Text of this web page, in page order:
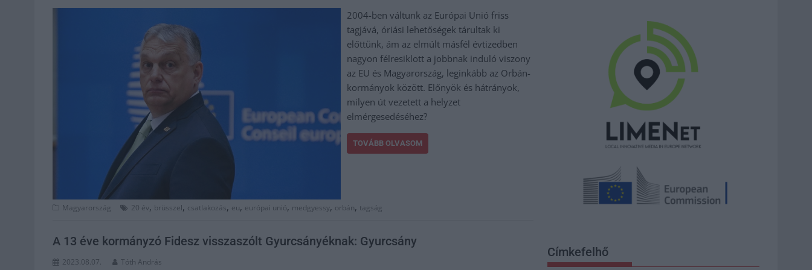
2004-ben váltunk az Európai Unió friss
tagjává, óriási lehetőségek tárultak ki
előttünk, ám az elmúlt másfél évtizedben
nagyon félresiklott a jobbnak induló viszony
az EU és Magyarország, leginkább az Orbán-
kormányok között. Előnyök és hátrányok,
milyen út vezetett a helyzet
elmérgesedéséhez?
TOVÁBB OLVASOM
Magyarország 20 év, brüsszel, csatlakozás, eu, európai unió, medgyessy, orbán, tagság
A 13 éve kormányzó Fidesz visszaszólt Gyurcsányéknak: Gyurcsány
2023.08.07. Tóth András
Címkefelhő